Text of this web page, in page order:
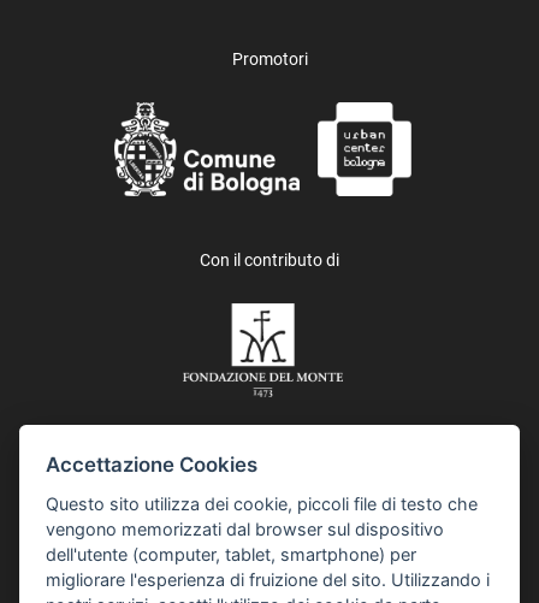
Promotori
Con il contributo di
In collaborazione con i Quartieri del Comune di Bologna e Asp,
Azienda pubblica di servizi alla persona, IES, Istituzione
Educazione Scuola, e Istituzione per l’inclusione sociale e
comunitaria. Il progetto “Collaborare è Bologna” è realizzato
anche grazie al contributo della Fondazione del Monte di Bologna
Accettazione Cookies
Questo sito utilizza dei cookie, piccoli file di testo che
vengono memorizzati dal browser sul dispositivo
dell'utente (computer, tablet, smartphone) per
migliorare l'esperienza di fruizione del sito. Utilizzando i